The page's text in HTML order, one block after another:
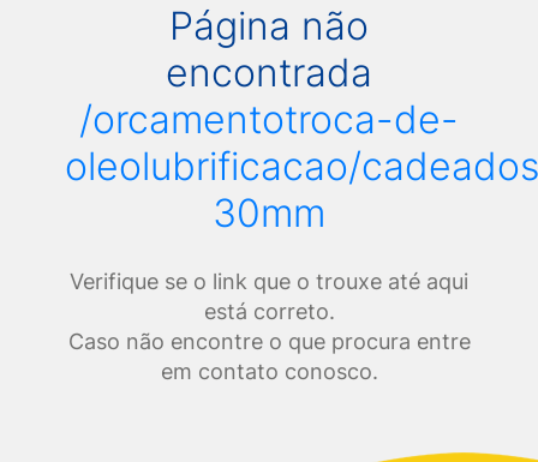
Página não
encontrada
/orcamentotroca-de-
oleolubrificacao/
30mm
Verifique se o link que o trouxe até aqui
está correto.
Caso não encontre o que procura entre
em contato conosco.